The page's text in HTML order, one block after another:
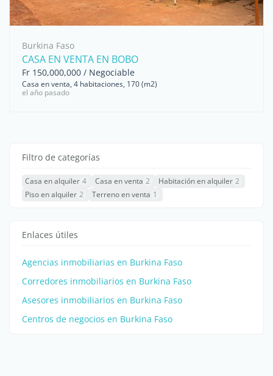
Burkina Faso
CASA EN VENTA EN BOBO
Fr 150,000,000 / Negociable
Casa en venta, 4 habitaciones, 170 (m2)
el año pasado
Filtro de categorías
Casa en alquiler 4 Casa en venta 2 Habitación en alquiler 2
Piso en alquiler 2 Terreno en venta 1
Enlaces útiles
Agencias inmobiliarias en Burkina Faso
Corredores inmobiliarios en Burkina Faso
Asesores inmobiliarios en Burkina Faso
Centros de negocios en Burkina Faso